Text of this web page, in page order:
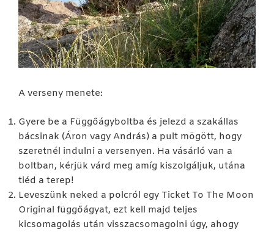
A verseny menete:
Gyere be a Függőágyboltba és jelezd a szakállas
bácsinak (Áron vagy András) a pult mögött, hogy
szeretnél indulni a versenyen. Ha vásárló van a
boltban, kérjük várd meg amíg kiszolgáljuk, utána
tiéd a terep!
Leveszünk neked a polcról egy Ticket To The Moon
Original függőágyat, ezt kell majd teljes
kicsomagolás után visszacsomagolni úgy, ahogy